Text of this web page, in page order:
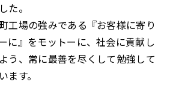
た。
工場の強みである『お客様に寄り
に』をモットーに、社会に貢献し
う、常に最善を尽くして勉強して
ます。